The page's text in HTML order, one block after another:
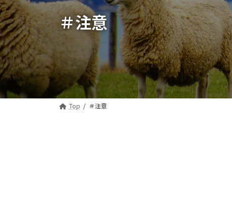
＃注意
Top ＃注意